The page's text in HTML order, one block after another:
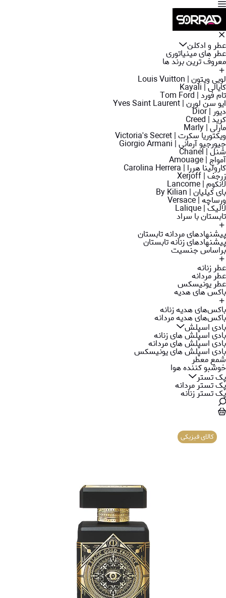
عطر و ادکلن
عطر های مینیاتوری
معروف ترین برند ها
لویی ویتون | Louis Vuitton
کایالی | Kayali
تام فورد | Tom Ford
ایو سن لورن | Yves Saint Laurent
دیور | Dior
کرید | Creed
مارلی | Marly
ویکتوریا سکرت | Victoria's Secret
جیورجیو آرمانی | Giorgio Armani
شنل | Chanel
آمواج | Amouage
کارولینا هررا | Carolina Herrera
زرجف | Xerjoff
لانکوم | Lancome
بای کیلیان | By Kilian
ورساچه | Versace
لالیک | Lalique
تابستان با سراد
پیشنهادهای مردانه تابستان
پیشنهادهای زنانه تابستان
براساس جنسیت
عطر زنانه
عطر مردانه
عطر یونیسکس
باکس های هدیه
باکس‌های هدیه زنانه
باکس‌های هدیه مردانه
بادی اسپلش
بادی اسپلش های زنانه
بادی اسپلش های مردانه
بادی اسپلش های یونیسکس
شمع معطر
خوشبو کننده هوا
پک تستر
پک تستر مردانه
پک تستر زنانه
کالای فیزیکی